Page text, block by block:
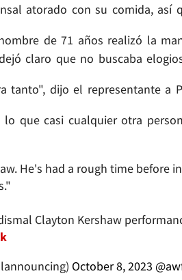
atorado con su comida, así
de 71 años realizó la
claro que no buscaba
tanto", dijo el representante a
que casi cualquier otra
He's had a rough time before
Clayton Kershaw
October 8, 2023